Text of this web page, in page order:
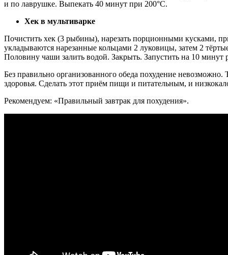
и по лаврушке. Выпекать 40 минут при 200°С.
Хек в мультиварке
Почистить хек (3 рыбины), нарезать порционными кусками,
укладываются нарезанные кольцами 2 луковицы, затем 2
Половину чаши залить водой. Закрыть. Запустить на 10
Без правильно организованного обеда похудение
здоровья. Сделать этот приём пищи и питательным, и
Рекомендуем: «Правильный завтрак для похудения».